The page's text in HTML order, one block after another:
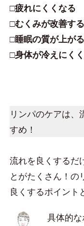
□疲れにくくなる
□むくみが改善する
□睡眠の質が上がる
□身体が冷えにく
リンパのケアは、
すめ！
流れを良くするだ
とがたくさん！の
良くするポイント
具体的